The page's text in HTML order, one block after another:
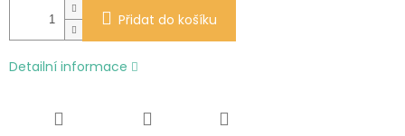
Přidat do košíku
Detailní informace